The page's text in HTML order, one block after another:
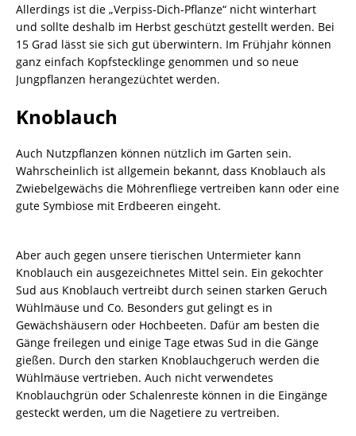
Allerdings ist die „Verpiss-Dich-Pflanze“ nicht winterhart
und sollte deshalb im Herbst geschützt gestellt werden. Bei
15 Grad lässt sie sich gut überwintern. Im Frühjahr können
ganz einfach Kopfstecklinge genommen und so neue
Jungpflanzen herangezüchtet werden.
Knoblauch
Auch Nutzpflanzen können nützlich im Garten sein.
Wahrscheinlich ist allgemein bekannt, dass Knoblauch als
Zwiebelgewächs die Möhrenfliege vertreiben kann oder eine
gute Symbiose mit Erdbeeren eingeht.
Aber auch gegen unsere tierischen Untermieter kann
Knoblauch ein ausgezeichnetes Mittel sein. Ein gekochter
Sud aus Knoblauch vertreibt durch seinen starken Geruch
Wühlmäuse und Co. Besonders gut gelingt es in
Gewächshäusern oder Hochbeeten. Dafür am besten die
Gänge freilegen und einige Tage etwas Sud in die Gänge
gießen. Durch den starken Knoblauchgeruch werden die
Wühlmäuse vertrieben. Auch nicht verwendetes
Knoblauchgrün oder Schalenreste können in die Eingänge
gesteckt werden, um die Nagetiere zu vertreiben.